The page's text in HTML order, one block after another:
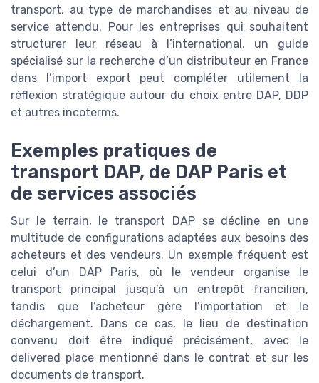
transport, au type de marchandises et au niveau de
service attendu. Pour les entreprises qui souhaitent
structurer leur réseau à l’international, un guide
spécialisé sur la recherche d’un distributeur en France
dans l’import export peut compléter utilement la
réflexion stratégique autour du choix entre DAP, DDP
et autres incoterms.
Exemples pratiques de
transport DAP, de DAP Paris et
de services associés
Sur le terrain, le transport DAP se décline en une
multitude de configurations adaptées aux besoins des
acheteurs et des vendeurs. Un exemple fréquent est
celui d’un DAP Paris, où le vendeur organise le
transport principal jusqu’à un entrepôt francilien,
tandis que l’acheteur gère l’importation et le
déchargement. Dans ce cas, le lieu de destination
convenu doit être indiqué précisément, avec le
delivered place mentionné dans le contrat et sur les
documents de transport.